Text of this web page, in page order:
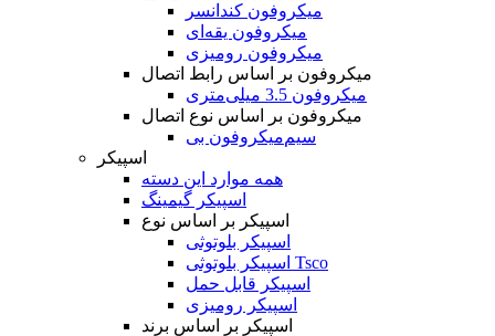
میکروفون کندانسر
میکروفون یقه‌ای
میکروفون رومیزی
میکروفون بر اساس رابط اتصال
میکروفون 3.5 میلی‌متری
میکروفون بر اساس نوع اتصال
میکروفون بی‌‎سیم
اسپیکر
همه موارد این دسته
اسپیکر گیمینگ
اسپیکر بر اساس نوع
اسپیکر بلوتوثی
اسپیکر بلوتوثی Tsco
اسپیکر قابل حمل
اسپیکر رومیزی
اسپیکر بر اساس برند